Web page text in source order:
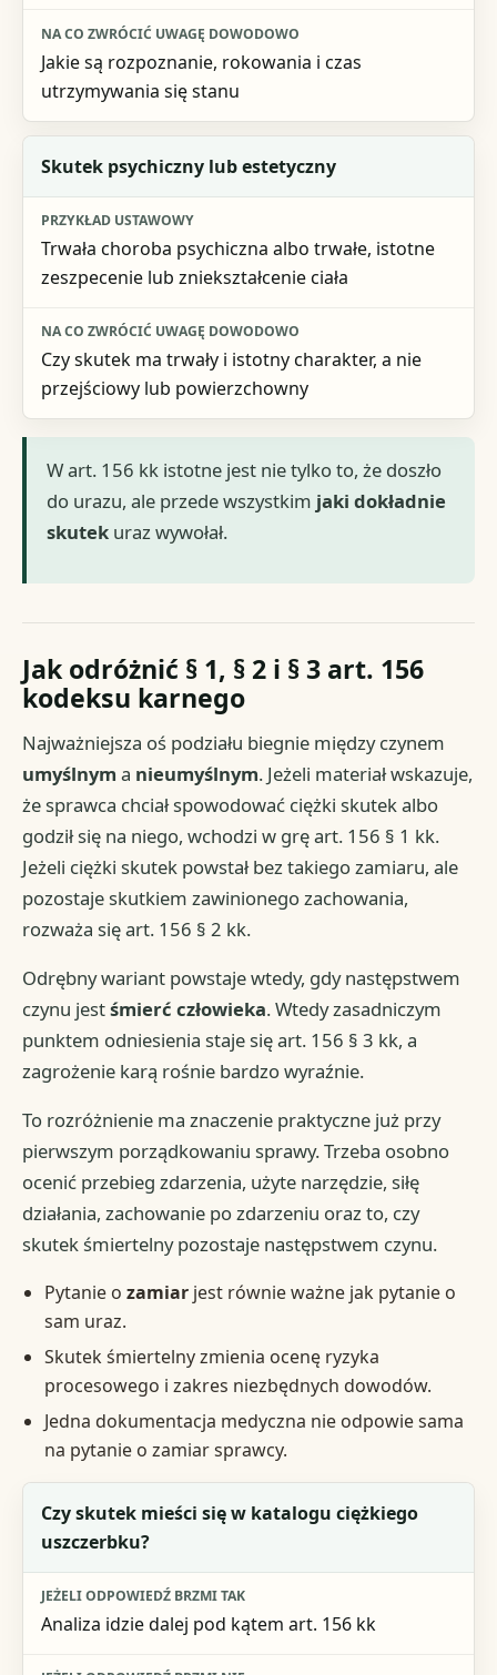
Jakie są rozpoznanie, rokowania i czas
utrzymywania się stanu
Skutek psychiczny lub estetyczny
Trwała choroba psychiczna albo trwałe, istotne
zeszpecenie lub zniekształcenie ciała
Czy skutek ma trwały i istotny charakter, a nie
przejściowy lub powierzchowny
W art. 156 kk istotne jest nie tylko to, że doszło
do urazu, ale przede wszystkim jaki dokładnie
skutek uraz wywołał.
Jak odróżnić § 1, § 2 i § 3 art. 156
kodeksu karnego
Najważniejsza oś podziału biegnie między czynem
umyślnym a nieumyślnym. Jeżeli materiał wskazuje,
że sprawca chciał spowodować ciężki skutek albo
godził się na niego, wchodzi w grę art. 156 § 1 kk.
Jeżeli ciężki skutek powstał bez takiego zamiaru, ale
pozostaje skutkiem zawinionego zachowania,
rozważa się art. 156 § 2 kk.
Odrębny wariant powstaje wtedy, gdy następstwem
czynu jestśmierć człowieka. Wtedy zasadniczym
punktem odniesienia staje się art. 156 § 3 kk, a
zagrożenie karą rośnie bardzo wyraźnie.
To rozróżnienie ma znaczenie praktyczne już przy
pierwszym porządkowaniu sprawy. Trzeba osobno
ocenić przebieg zdarzenia, użyte narzędzie, siłę
działania, zachowanie po zdarzeniu oraz to, czy
skutek śmiertelny pozostaje następstwem czynu.
Pytanie o zamiarjest równie ważne jak pytanie o
sam uraz.
Skutek śmiertelny zmienia ocenę ryzyka
procesowego i zakres niezbędnych dowodów.
Jedna dokumentacja medyczna nie odpowie sama
na pytanie o zamiar sprawcy.
Pytanie decyzyjne
Jeżeli odpowiedź brzmi nie
Znaczenie
Czy skutek mieści się w katalogu ciężkiego
uszczerbku?
Analiza idzie dalej pod kątem art. 156 kk